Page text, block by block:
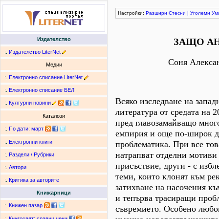
Издателство
:. Издателство LiterNet
Медии
:. Електронно списание LiterNet
:. Електронно списание БЕЛ
:. Културни новини
Каталози
:. По дати: март
:. Електронни книги
:. Раздели / Рубрики
:. Автори
:. Критика за авторите
Книжарници
:. Книжен пазар
Настройки: Разшири Стесни | Уголеми
ЗАЩО
Соня
Всяко изследване на
литература от средата на
пред главозамайващо
емпирия и още по-широк
проблематика. При все
натрапват отделни
присъствие, други - с
теми, които клонят към
затихване на насочения
и тепърва трасиращи
съвремието. Особено